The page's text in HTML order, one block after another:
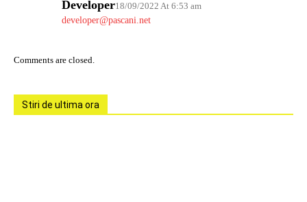
Developer18/09/2022 At 6:53 am
developer@pascani.net
Comments are closed.
Stiri de ultima ora